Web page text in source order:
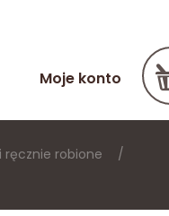
Moje konto
ręcznie robione